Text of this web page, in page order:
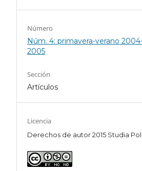
Número
Núm. 4: primavera-verano
2005
Sección
Artículos
Licencia
Derechos de autor 2015 Studia